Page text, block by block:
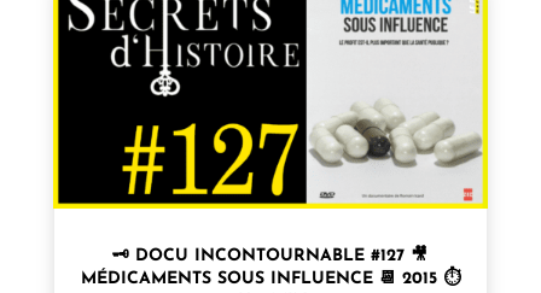
🗝 DOCU INCONTOURNABLE #127 🎥
MÉDICAMENTS SOUS INFLUENCE 📆 2015 ⏱